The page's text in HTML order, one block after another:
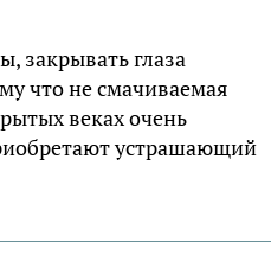
закрывать глаза
что не смачиваемая
веках очень
устрашающий